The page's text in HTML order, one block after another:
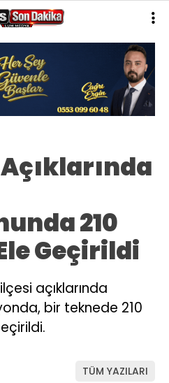
28
YAZARLAR
210
Geçirildi
açıklarında
bir teknede 210
TÜM YAZILARI